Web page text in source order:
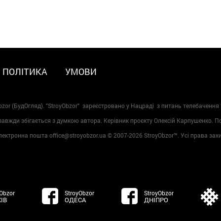
ПОЛІТИКА УМОВИ
(БудОгляд). "StroyObzor" зареєстровано у Нацраді з питань телебачення
збігається з думкою автора. Керівник проєкту Олексій Карпушенко.
пошта office@stroyobzor.ua © 2007-2026 StroyObzor™. Усі права
StroyObzor
ОДЕСА
StroyObzor
ДНІПРО